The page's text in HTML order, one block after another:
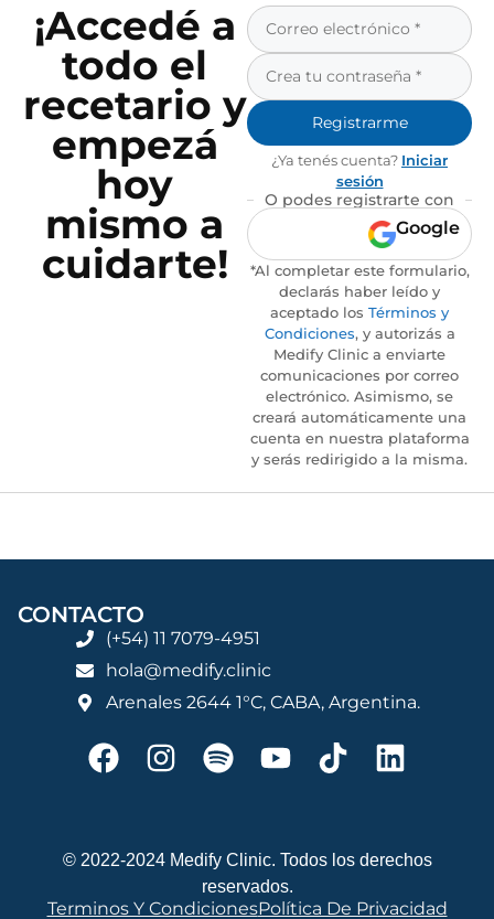
¡Accedé a
todo el
recetario y
empezá
hoy
mismo a
cuidarte!
Registrarme
¿Ya tenés cuenta? Iniciar
sesión
O podes registrarte con
Google
*Al completar este formulario,
declarás haber leído y
aceptado los Términos y
Condiciones, y autorizás a
Medify Clinic a enviarte
comunicaciones por correo
electrónico. Asimismo, se
creará automáticamente una
cuenta en nuestra plataforma
y serás redirigido a la misma.
CONTACTO
(+54) 11 7079-4951
hola@medify.clinic
Arenales 2644 1°C, CABA, Argentina.
© 2022-2024 Medify Clinic. Todos los derechos
reservados.
Terminos Y CondicionesPolítica De Privacidad